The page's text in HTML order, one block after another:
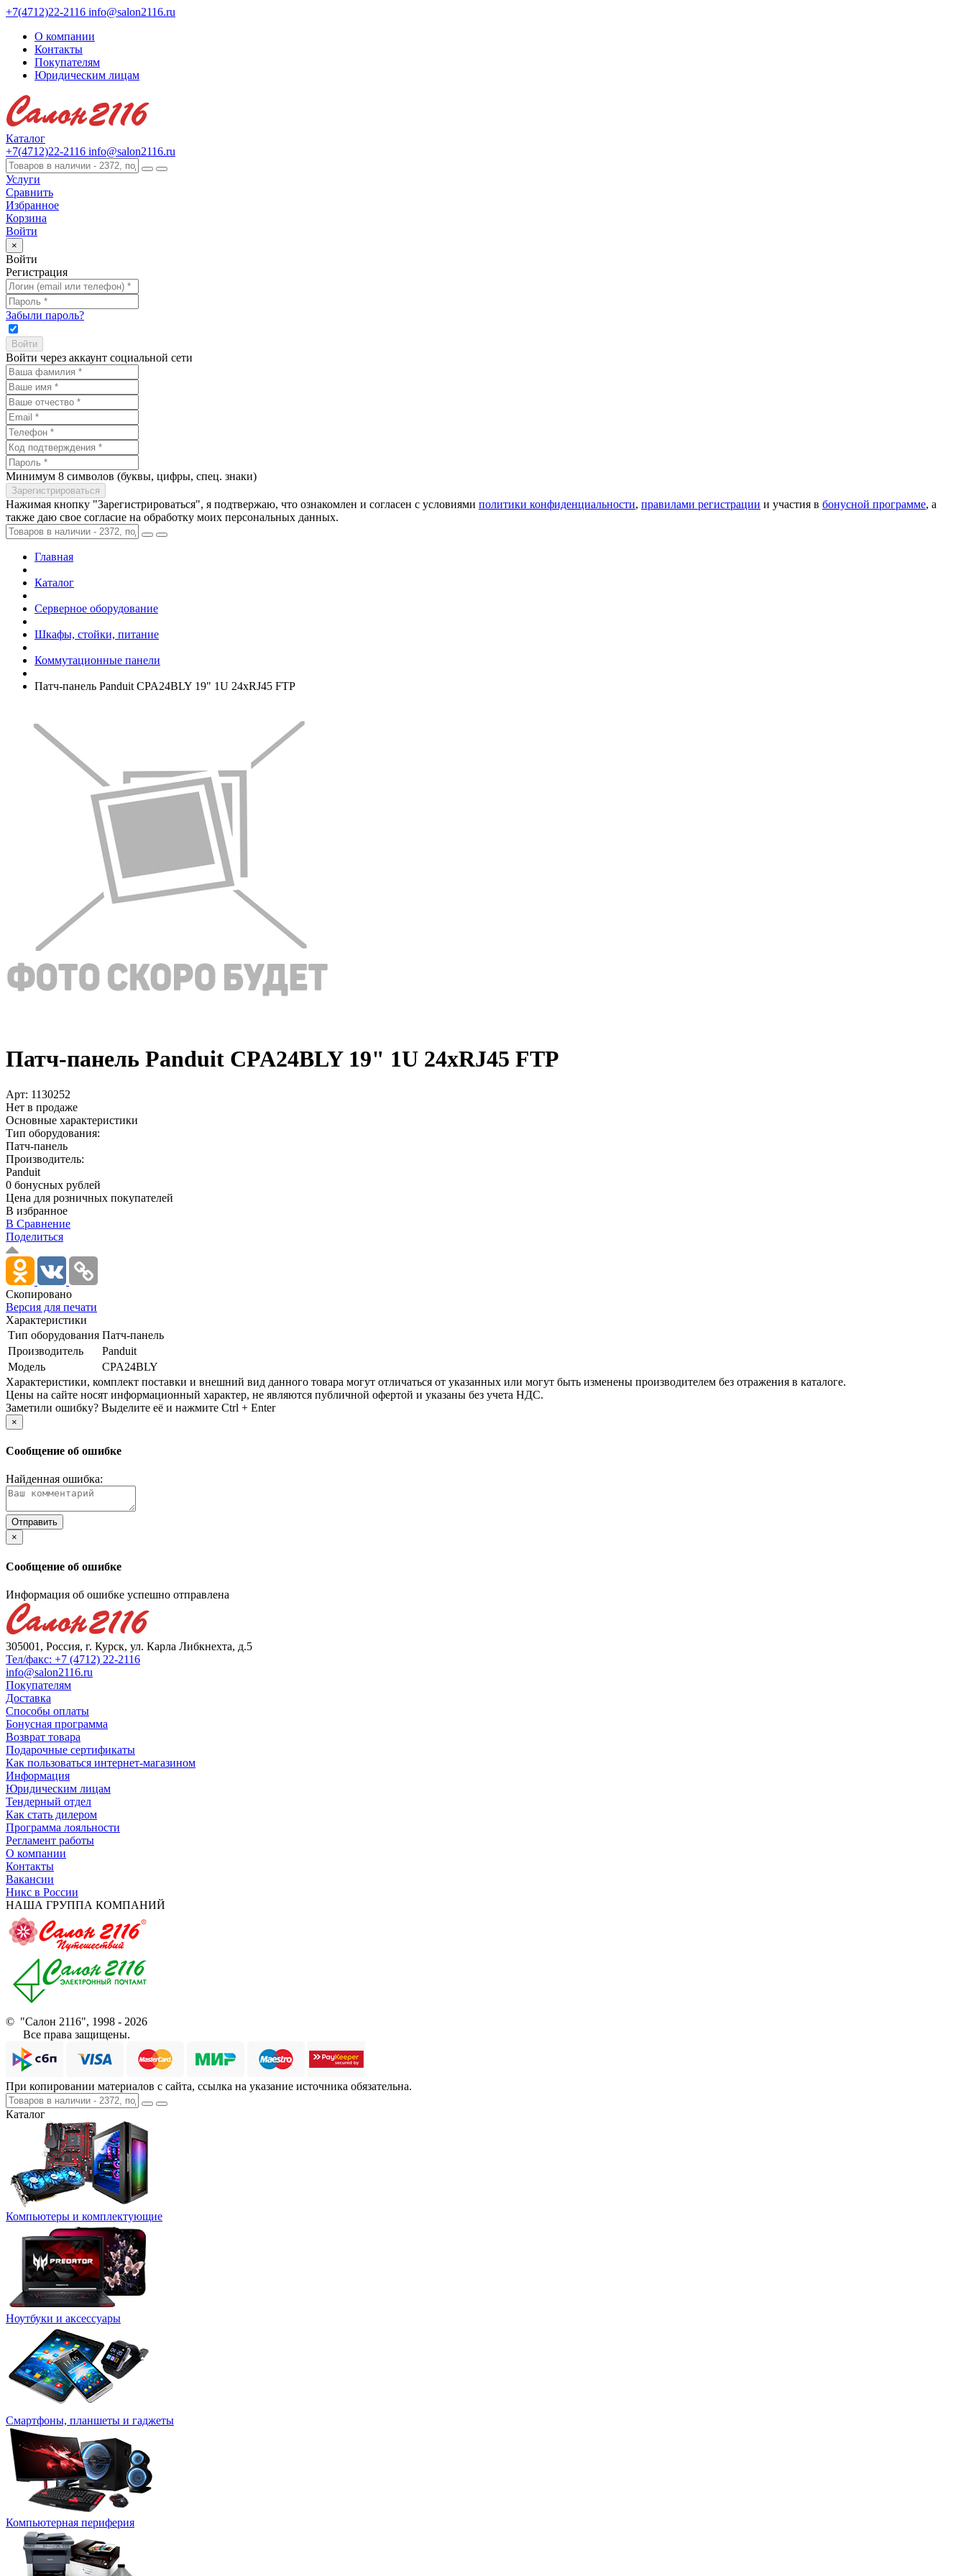
+7(4712)22-2116 info@salon2116.ru
О компании
Контакты
Покупателям
Юридическим лицам
Каталог
+7(4712)22-2116 info@salon2116.ru
Услуги
Сравнить
Избранное
Корзина
Войти
×
Войти
Регистрация
Забыли пароль?
Войти через аккаунт социальной сети
Минимум 8 символов (буквы, цифры, спец. знаки)
Нажимая кнопку "Зарегистрироваться", я подтвержаю, что ознакомлен и согласен с условиями политики конфиденциальности, правилами регистрации и участия в бонусной программе, а
также даю свое согласие на обработку моих персональных данных.
Главная
Каталог
Серверное оборудование
Шкафы, стойки, питание
Коммутационные панели
Патч-панель Panduit CPA24BLY 19" 1U 24xRJ45 FTP
Патч-панель Panduit CPA24BLY 19" 1U 24xRJ45 FTP
Арт: 1130252
Нет в продаже
Основные характеристики
Тип оборудования:
Патч-панель
Производитель:
Panduit
0 бонусных рублей
Цена для розничных покупателей
В избранное
В Сравнение
Поделиться
Скопировано
Версия для печати
Характеристики
Тип оборудования Патч-панель
Производитель
Panduit
Модель
CPA24BLY
Xарактеристики, комплект поставки и внешний вид данного товара могут отличаться от указанных или могут быть изменены производителем без отражения в каталоге.
Цены на сайте носят информационный характер, не являются публичной офертой и указаны без учета НДС.
Заметили ошибку? Выделите её и нажмите Ctrl + Enter
×
Сообщение об ошибке
Найденная ошибка:
×
Сообщение об ошибке
Информация об ошибке успешно отправлена
305001, Россия, г. Курск, ул. Карла Либкнехта, д.5
Тел/факс: +7 (4712) 22-2116
info@salon2116.ru
Покупателям
Доставка
Способы оплаты
Бонусная программа
Возврат товара
Подарочные сертификаты
Как пользоваться интернет-магазином
Информация
Юридическим лицам
Тендерный отдел
Как стать дилером
Программа лояльности
Регламент работы
О компании
Контакты
Вакансии
Никс в России
НАША ГРУППА КОМПАНИЙ
© "Салон 2116", 1998 - 2026
Все права защищены.
При копировании материалов с сайта, ссылка на указание источника обязательна.
Каталог
Компьютеры и комплектующие
Ноутбуки и аксессуары
Смартфоны, планшеты и гаджеты
Компьютерная периферия